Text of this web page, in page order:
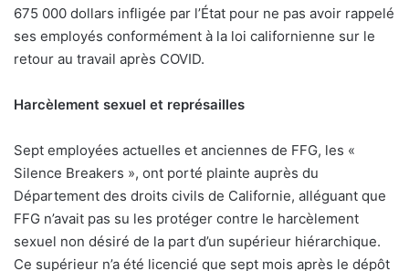
675 000 dollars infligée par l’État pour ne pas avoir rappelé
ses employés conformément à la loi californienne sur le
retour au travail après COVID.
Harcèlement sexuel et représailles
Sept employées actuelles et anciennes de FFG, les «
Silence Breakers », ont porté plainte auprès du
Département des droits civils de Californie, alléguant que
FFG n’avait pas su les protéger contre le harcèlement
sexuel non désiré de la part d’un supérieur hiérarchique.
Ce supérieur n’a été licencié que sept mois après le dépôt